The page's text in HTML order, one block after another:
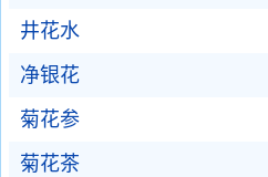
井花水
净银花
菊花参
菊花茶